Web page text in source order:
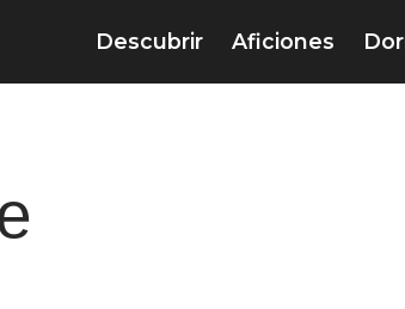
Descubrir Aficiones